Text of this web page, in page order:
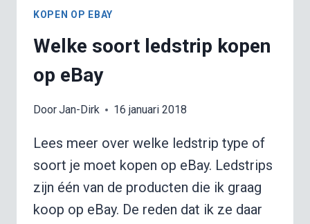
KOPEN OP EBAY
Welke soort ledstrip kopen
op eBay
DoorJan-Dirk 16 januari 2018
Lees meer over welke ledstrip type of
soort je moet kopen op eBay. Ledstrips
zijn één van de producten die ik graag
koop op eBay. De reden dat ik ze daar